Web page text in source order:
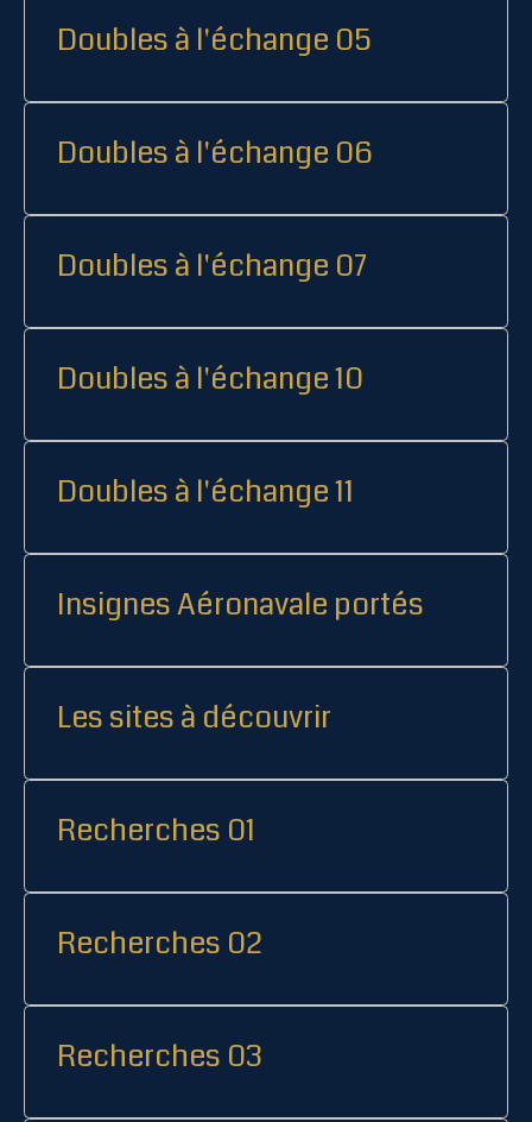
Doubles à l'échange 05
Doubles à l'échange 06
Doubles à l'échange 07
Doubles à l'échange 10
Doubles à l'échange 11
Insignes Aéronavale portés
Les sites à découvrir
Recherches 01
Recherches 02
Recherches 03